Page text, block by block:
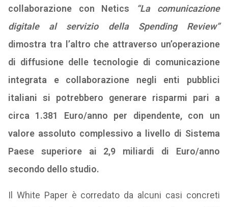
collaborazione con Netics
“La comunicazione
digitale al servizio della Spending Review”
dimostra tra l’altro che attraverso un’operazione
di diffusione delle tecnologie di comunicazione
integrata e collaborazione negli enti pubblici
italiani si potrebbero generare risparmi pari a
circa 1.381 Euro/anno per dipendente, con un
valore assoluto complessivo a livello di Sistema
Paese superiore ai 2,9 miliardi di Euro/anno
secondo dello studio.
Il White Paper è corredato da alcuni casi concreti